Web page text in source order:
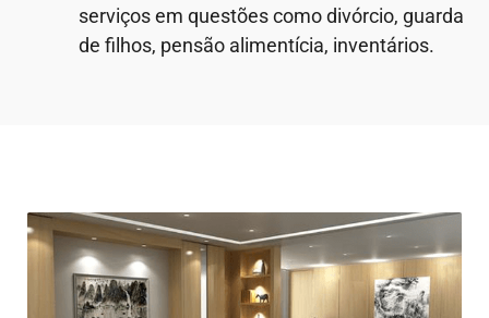
serviços em questões como divórcio, guarda
de filhos, pensão alimentícia, inventários.